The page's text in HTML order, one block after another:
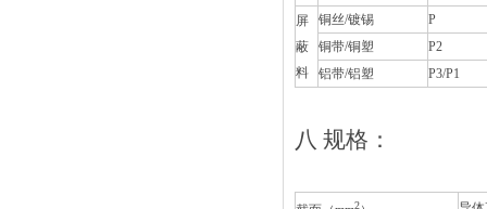
屏
蔽
料
铜丝/镀锡
P
铜带/铜塑
P2
铝带/铝塑 P3/P1
八 规格：
2